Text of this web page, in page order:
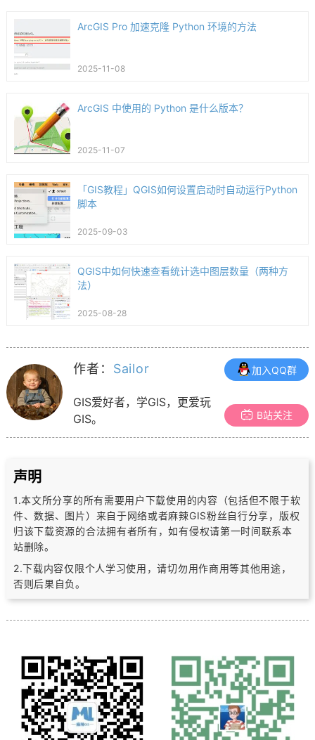
ArcGIS Pro 加速克隆 Python 环境的方法
2025-11-08
ArcGIS 中使用的 Python 是什么版本？
2025-11-07
「GIS教程」QGIS如何设置启动时自动运行Python
脚本
2025-09-03
QGIS中如何快速查看统计选中图层数量（两种方
法）
2025-08-28
作者： Sailor
GIS爱好者，学GIS，更爱玩
GIS。
加入QQ群
B站关注
声明
1.本文所分享的所有需要用户下载使用的内容（包括但不限于软
件、数据、图片） 来自于网络或者麻辣GIS粉丝自行分享，版权
归该下载资源的合法拥有者所有，如有侵权请第一时间联系本
站删除。
2.下载内容仅限个人学习使用，请切勿用作商用等其他用途，
否则后果自负。